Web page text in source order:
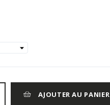
AJOUTER AU PANIER